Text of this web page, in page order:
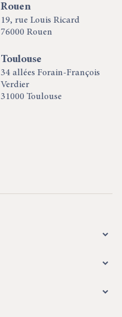
Rouen
19, rue Louis Ricard
76000 Rouen
Toulouse
34 allées Forain-François
Verdier
31000 Toulouse